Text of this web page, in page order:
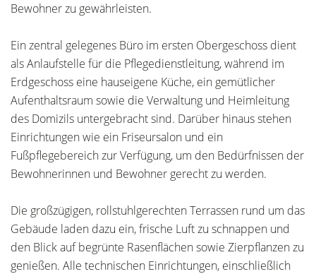
Bewohner zu gewährleisten.
Ein zentral gelegenes Büro im ersten Obergeschoss dient
als Anlaufstelle für die Pflegedienstleitung, während im
Erdgeschoss eine hauseigene Küche, ein gemütlicher
Aufenthaltsraum sowie die Verwaltung und Heimleitung
des Domizils untergebracht sind. Darüber hinaus stehen
Einrichtungen wie ein Friseursalon und ein
Fußpflegebereich zur Verfügung, um den Bedürfnissen der
Bewohnerinnen und Bewohner gerecht zu werden.
Die großzügigen, rollstuhlgerechten Terrassen rund um das
Gebäude laden dazu ein, frische Luft zu schnappen und
den Blick auf begrünte Rasenflächen sowie Zierpflanzen zu
genießen. Alle technischen Einrichtungen, einschließlich